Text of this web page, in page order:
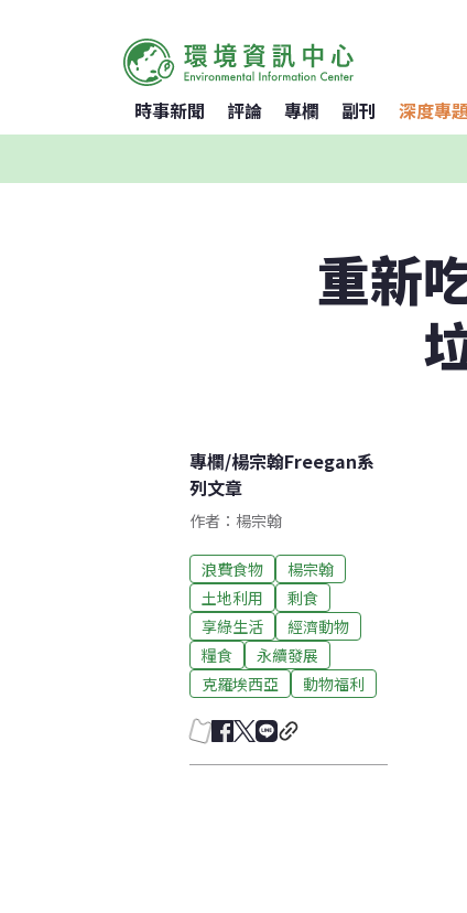
時事新聞 評論 專欄 副刊 深度專
重新
專欄/楊宗翰Freegan系
列文章
作者：楊宗翰
浪費食物
楊宗翰
土地利用
剩食
享綠生活
經濟動物
糧食
永續發展
克羅埃西亞
動物福利